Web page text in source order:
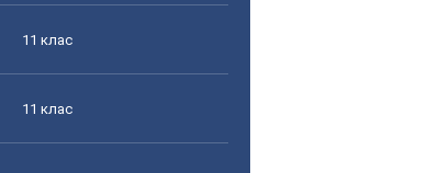
11 клас
11 клас